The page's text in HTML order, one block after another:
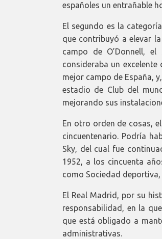
españoles un entrañable
El segundo es la
que contribuyó a elevar
campo de O’Donnell,
consideraba un
mejor campo de España,
estadio de Club del
mejorando sus
En otro orden de cosas,
cincuentenario. Podría
Sky, del cual fue
1952, a los cincuenta
como Sociedad
El Real Madrid, por su
responsabilidad, en la
que está obligado a
administrativas.